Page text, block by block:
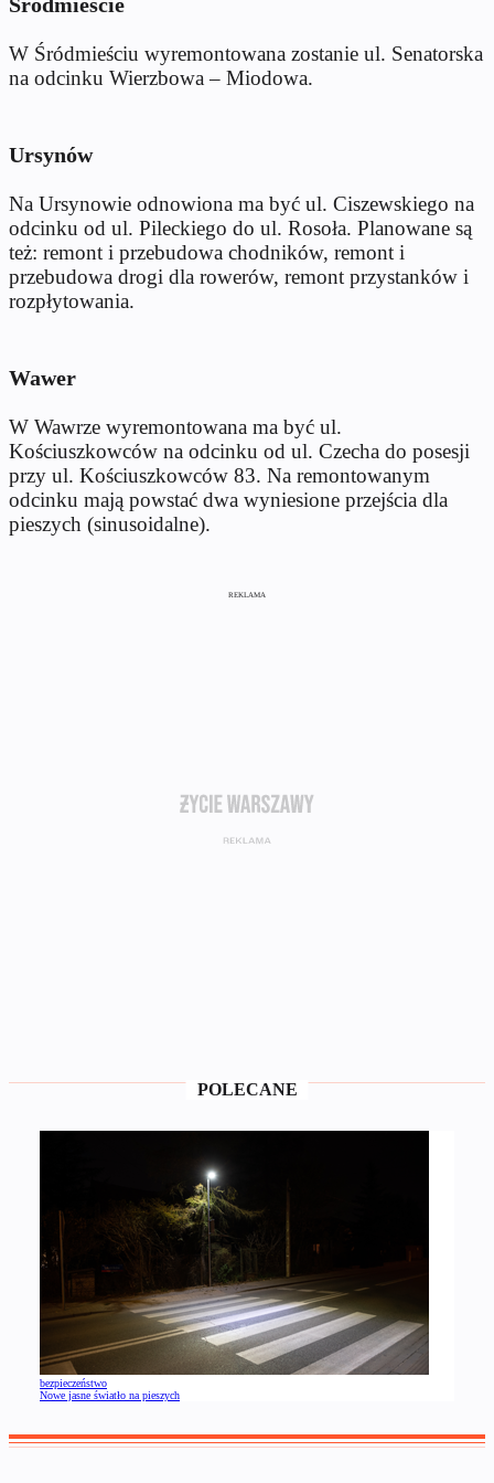
W Śródmieściu wyremontowana zostanie ul. Senatorska
na odcinku Wierzbowa – Miodowa.
Ursynów
Na Ursynowie odnowiona ma być ul. Ciszewskiego na
odcinku od ul. Pileckiego do ul. Rosoła. Planowane są
też: remont i przebudowa chodników, remont i
przebudowa drogi dla rowerów, remont przystanków i
rozpłytowania.
Wawer
W Wawrze wyremontowana ma być ul.
Kościuszkowców na odcinku od ul. Czecha do posesji
przy ul. Kościuszkowców 83. Na remontowanym
odcinku mają powstać dwa wyniesione przejścia dla
pieszych (sinusoidalne).
REKLAMA
POLECANE
bezpieczeństwo
Nowe jasne światło na pieszych